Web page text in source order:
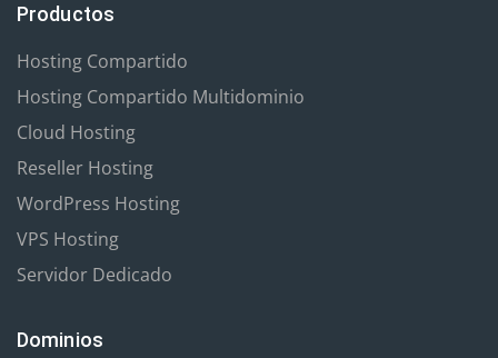
Productos
Hosting Compartido
Hosting Compartido Multidominio
Cloud Hosting
Reseller Hosting
WordPress Hosting
VPS Hosting
Servidor Dedicado
Dominios